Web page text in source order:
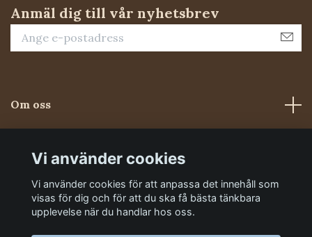
Anmäl dig till vår nyhetsbrev
Om oss
Sociala medier
Vi använder cookies
Vi använder cookies för att anpassa det innehåll som
visas för dig och för att du ska få bästa tänkbara
upplevelse när du handlar hos oss.